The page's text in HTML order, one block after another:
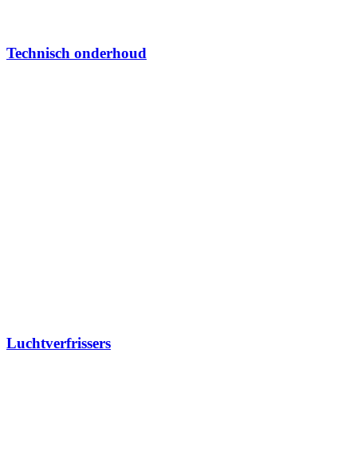
Technisch onderhoud
Luchtverfrissers